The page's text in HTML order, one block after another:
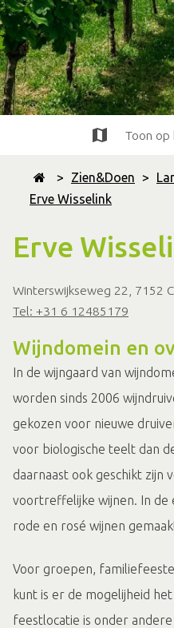
> Zien&Doen >
Erve Wisselink
Erve
Winterswijkseweg 22, 7152
Tel: +31 6 12485179
Toon op
Wijndomein en
In de wijngaard van
worden sinds 2006
gekozen voor nieuwe
voor biologische teelt dan
daarnaast ook geschikt zijn
voortreffelijke wijnen. In de
rode en rosé wijnen
Voor groepen,
kunt is er de mogelijheid
feestlocatie is onder